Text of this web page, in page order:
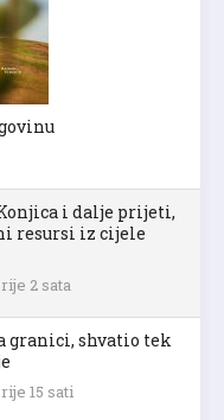
i dalje prijeti,
resursi iz cijele
2 sata
granici, shvatio tek
15 sati